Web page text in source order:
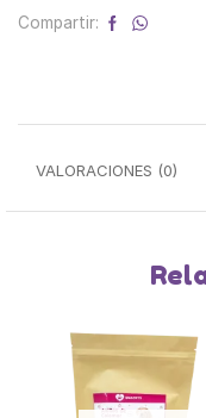
Compartir:
VALORACIONES (0)